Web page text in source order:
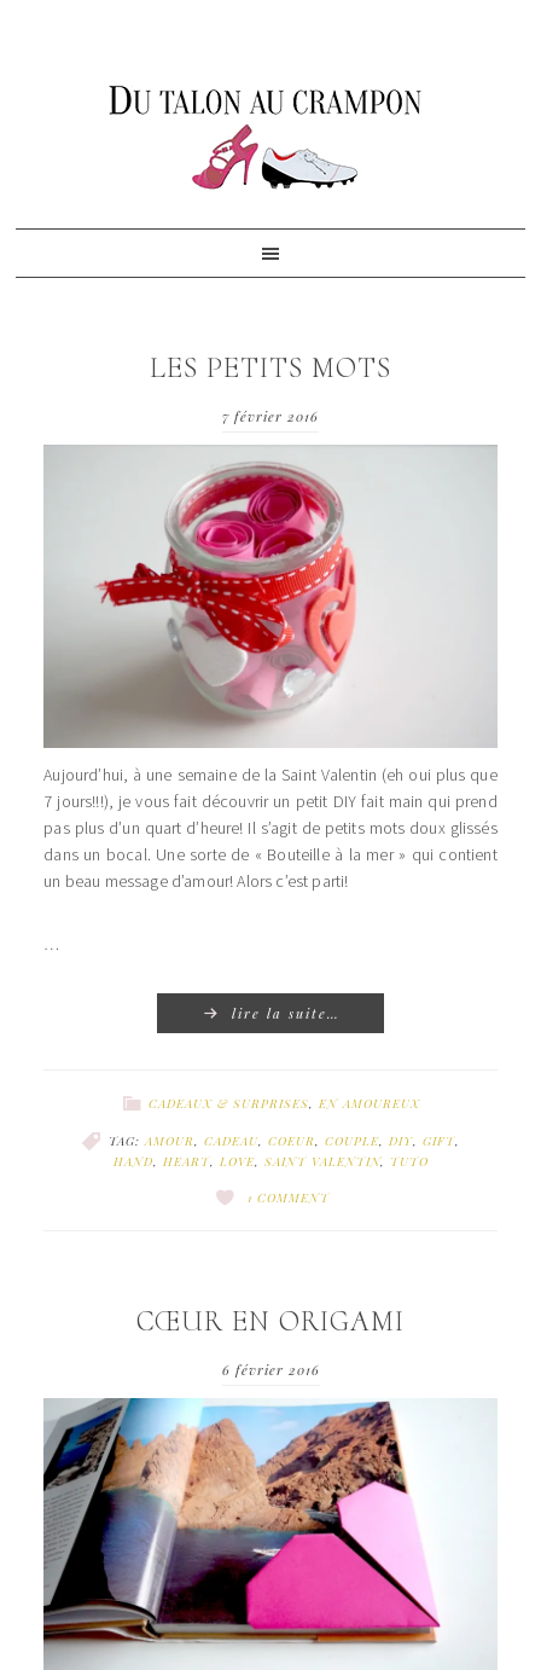
LES PETITS MOTS
7 février 2016
Aujourd’hui, à une semaine de la Saint Valentin (eh oui plus que
7 jours!!!), je vous fait découvrir un petit DIY fait main qui prend
pas plus d’un quart d’heure! Il s’agit de petits mots doux glissés
dans un bocal. Une sorte de « Bouteille à la mer » qui contient
un beau message d’amour! Alors c’est parti!
…
lire la suite…
CADEAUX & SURPRISES EN AMOUREUX
TAG: AMOUR CADEAU COEUR COUPLE DIY GIFT
HAND
HEART, LOVE, SAINT VALENTIN, TUTO
1 COMMENT
CŒUR EN ORIGAMI
6 février 2016